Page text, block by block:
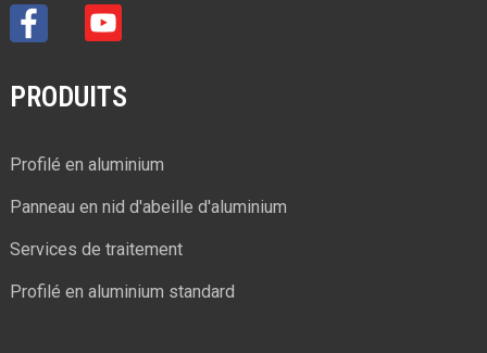
PRODUITS
Profilé en aluminium
Panneau en nid d'abeille d'aluminium
Services de traitement
Profilé en aluminium standard